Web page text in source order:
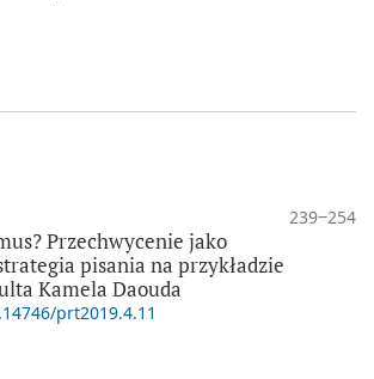
239‒254
Przechwycenie jako
pisania na przykładzie
Kamela Daouda
prt2019.4.11